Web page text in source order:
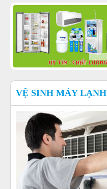
VỆ SINH MÁY LẠNH